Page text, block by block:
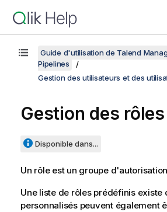
Guide d'utilisation de Talend
Pipelines
Gestion des utilisateurs et des
Gestion des rôles
Disponible dans...
Un rôle est un groupe
Une liste de rôles prédéfinis existe
personnalisés peuvent également